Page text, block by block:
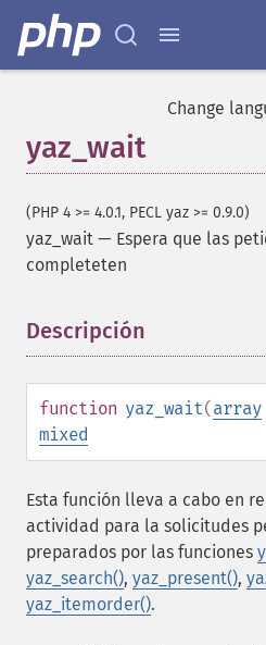
Change
yaz_wait
(PHP 4 >= 4.0.1, PECL yaz >= 0.9.0)
yaz_wait — Espera que las
completeten
Descripción
function yaz_wait(array
mixed
Esta función lleva a cabo en
actividad para la solicitudes
preparados por las funciones
yaz_search(), yaz_present(),
yaz_itemorder().